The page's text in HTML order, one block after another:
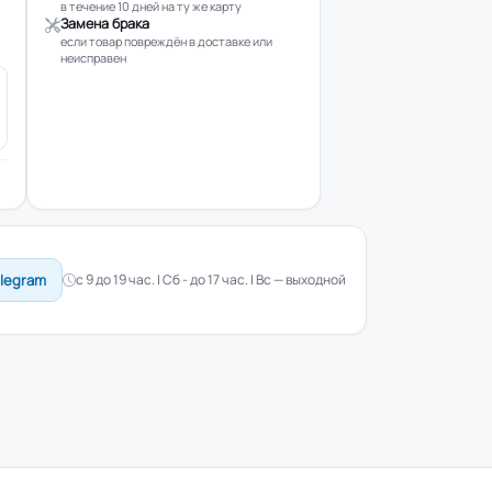
в течение 10 дней на ту же карту
Замена брака
если товар повреждён в доставке или
неисправен
с 9 до 19 час. | Сб - до 17 час. | Вс — выходной